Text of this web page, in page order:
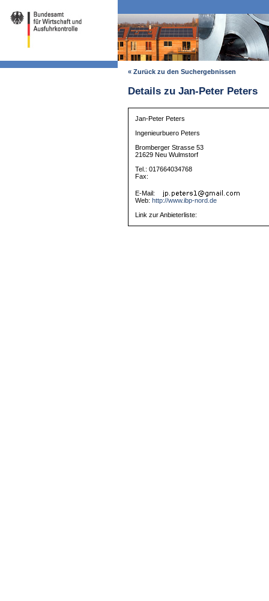
« Zurück zu den Suchergebnissen
Details zu Jan-Peter Peters
Jan-Peter Peters
Ingenieurbuero Peters
Bromberger Strasse 53
21629 Neu Wulmstorf
Tel.: 017664034768
Fax:
E-Mail:
Web: http://www.ibp-nord.de
Link zur Anbieterliste: